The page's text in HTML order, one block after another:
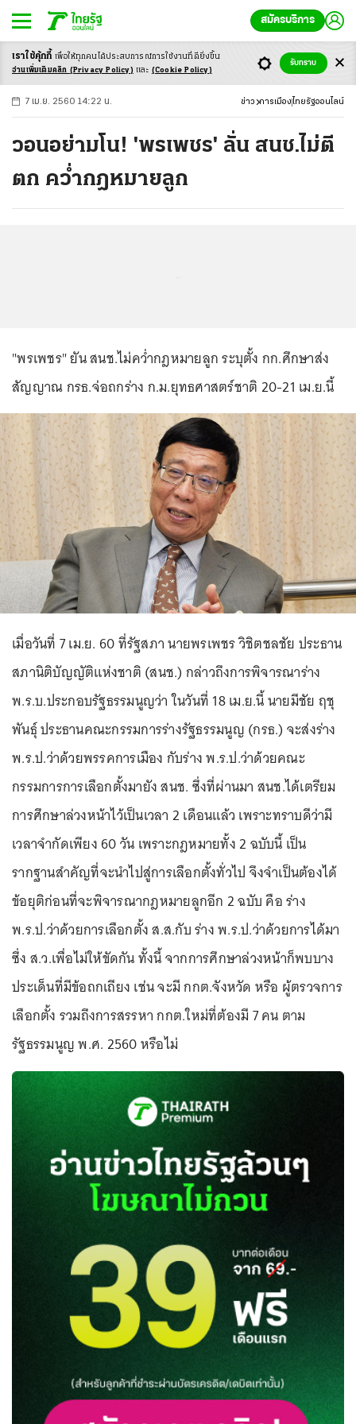
สมัครบริการ
-ก ก ก+
7 เม.ย. 2560 14:22 น. ข่าว การเมือง ไทยรัฐออนไลน์
วอนอย่ามโน! 'พรเพชร' ลั่น สนช.ไม่ตี
ตก คว่ำกฎหมายลูก
"พรเพชร" ยัน สนช.ไม่คว่ำกฎหมายลูก ระบุตั้ง กก.ศึกษาส่ง
สัญญาณ กรธ.จ่อถกร่าง ก.ม.ยุทธศาสตร์ชาติ 20-21 เม.ย.นี้
เมื่อวันที่ 7 เม.ย. 60 ที่รัฐสภา นายพรเพชร วิชิตชลชัย ประธาน
สภานิติบัญญัติแห่งชาติ (สนช.) กล่าวถึงการพิจารณาร่าง
พ.ร.บ.ประกอบรัฐธรรมนูญว่า ในวันที่ 18 เม.ย.นี้ นายมีชัย ฤชุ
พันธุ์ ประธานคณะกรรมการร่างรัฐธรรมนูญ (กรธ.) จะส่งร่าง
พ.ร.ป.ว่าด้วยพรรคการเมือง กับร่าง พ.ร.ป.ว่าด้วยคณะ
กรรมการการเลือกตั้งมายัง สนช. ซึ่งที่ผ่านมา สนช.ได้เตรียม
การศึกษาล่วงหน้าไว้เป็นเวลา 2 เดือนแล้ว เพราะทราบดีว่ามี
เวลาจำกัดเพียง 60 วัน เพราะกฎหมายทั้ง 2 ฉบับนี้ เป็น
รากฐานสำคัญที่จะนำไปสู่การเลือกตั้งทั่วไป จึงจำเป็นต้องได้
ข้อยุติก่อนที่จะพิจารณากฎหมายลูกอีก 2 ฉบับ คือ ร่าง
พ.ร.ป.ว่าด้วยการเลือกตั้ง ส.ส.กับ ร่าง พ.ร.ป.ว่าด้วยการได้มา
ซึ่ง ส.ว.เพื่อไม่ให้ขัดกัน ทั้งนี้ จากการศึกษาล่วงหน้าก็พบบาง
ประเด็นที่มีข้อถกเถียง เช่น จะมี กกต.จังหวัด หรือ ผู้ตรวจการ
เลือกตั้ง รวมถึงการสรรหา กกต.ใหม่ที่ต้องมี 7 คน ตาม
รัฐธรรมนูญ พ.ศ. 2560 หรือไม่
เราใช้คุ้กกี้ เพื่อให้ทุกคนได้ประสบการณ์การใช้งานที่ดียิ่งขึ้น
อ่านเพิ่มเติมคลิก (Privacy Policy) และ (Cookie Policy)
รับทราบ